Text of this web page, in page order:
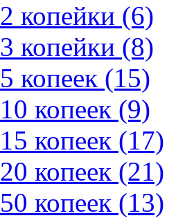
2 копейки (6)
3 копейки (8)
5 копеек (15)
10 копеек (9)
15 копеек (17)
20 копеек (21)
50 копеек (13)